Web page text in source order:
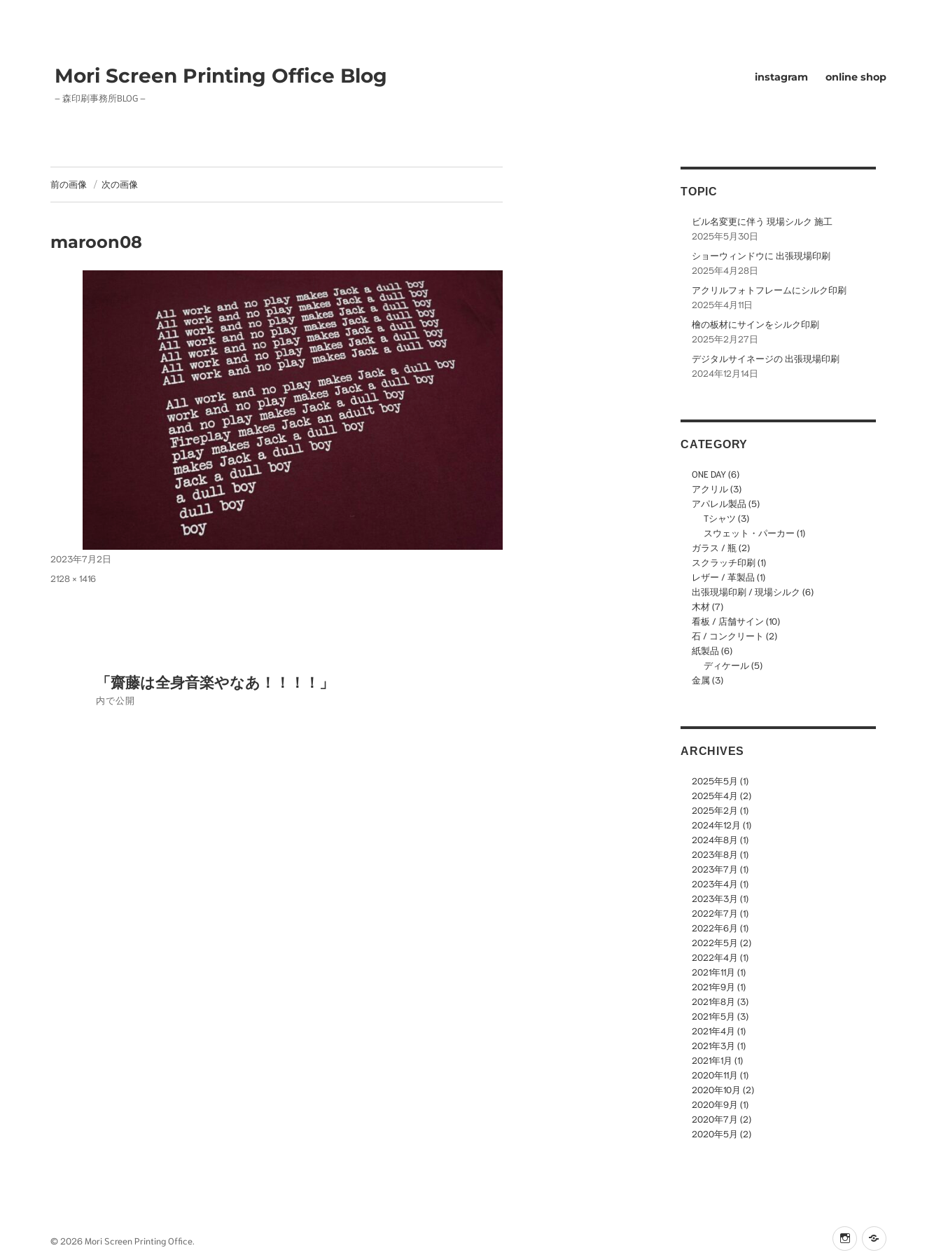
Mori Screen Printing Office Blog
– 森印刷事務所BLOG –
instagram online shop
前の画像 次の画像
maroon08
投
2023年7月2日
フ
2128 × 1416
稿
「齋藤は全身音楽やなあ！！！！」
内で公開
TOPIC
ビル名変更に伴う 現場シルク 施工
2025年5月30日
ショーウィンドウに 出張現場印刷
2025年4月28日
アクリルフォトフレームにシルク印刷
2025年4月11日
檜の板材にサインをシルク印刷
2025年2月27日
デジタルサイネージの 出張現場印刷
2024年12月14日
CATEGORY
ONE DAY(6)
アクリル(3)
アパレル製品 (5)
Tシャツ (3)
スウェット・パーカー (1)
ガラス / 瓶 (2)
スクラッチ印刷(1)
レザー / 革製品 (1)
出張現場印刷 / 現場シルク (6)
木材(7)
看板 / 店舗サイン (10)
石 / コンクリート (2)
紙製品 (6)
ディケール(5)
金属 (3)
ARCHIVES
2025年5月 (1)
2025年4月 (2)
2025年2月 (1)
2024年12月 (1)
2024年8月 (1)
2023年8月 (1)
2023年7月 (1)
2023年4月 (1)
2023年3月 (1)
2022年7月 (1)
2022年6月 (1)
2022年5月 (2)
2022年4月 (1)
2021年11月 (1)
2021年9月 (1)
2021年8月 (3)
2021年5月 (3)
2021年4月 (1)
2021年3月 (1)
2021年1月 (1)
2020年11月 (1)
2020年10月 (2)
2020年9月 (1)
2020年7月 (2)
2020年5月 (2)
instagramonline
© 2026 Mori Screen Printing Office.